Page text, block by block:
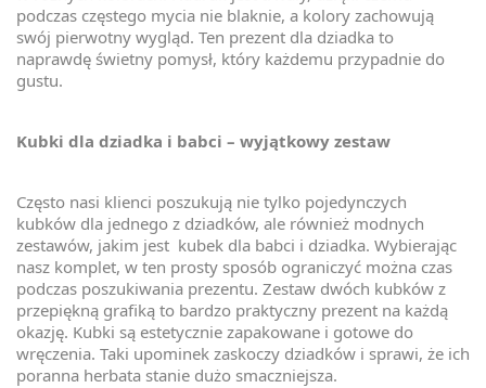
podczas częstego mycia nie blaknie, a kolory zachowują
swój pierwotny wygląd. Ten prezent dla dziadka to
naprawdę świetny pomysł, który każdemu przypadnie do
gustu.
Kubki dla dziadka i babci – wyjątkowy zestaw
Często nasi klienci poszukują nie tylko pojedynczych
kubków dla jednego z dziadków, ale również modnych
zestawów, jakim jest kubek dla babci i dziadka. Wybierając
nasz komplet, w ten prosty sposób ograniczyć można czas
podczas poszukiwania prezentu. Zestaw dwóch kubków z
przepiękną grafiką to bardzo praktyczny prezent na każdą
okazję. Kubki są estetycznie zapakowane i gotowe do
wręczenia. Taki upominek zaskoczy dziadków i sprawi, że ich
poranna herbata stanie dużo smaczniejsza.